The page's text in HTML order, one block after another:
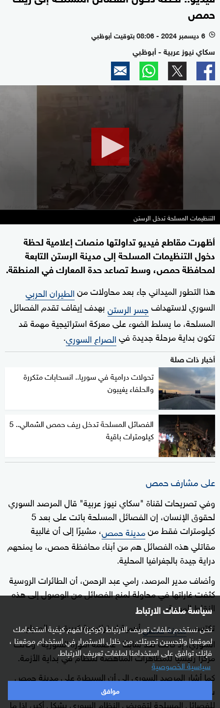
سياسة ملفات الارتباط
نحن نستخدم ملفات تعريف الارتباط (كوكيز) لفهم كيفية استخدامك
لموقعنا ولتحسين تجربتك. من خلال الاستمرار في استخدام موقعنا ،
فإنك توافق على استخدامنا لملفات تعريف الارتباط.
سياسية الخصوصية
موافق
حمص
l 6 ديسمبر 2024 - 08:06 بتوقيت أبوظبي
سكاي نيوز عربية - أبوظبي
التنظيمات المسلحة تدخل الرستن
أظهرت مقاطع فيديو تداولتها منصات إعلامية لحظة
دخول التنظيمات المسلحة إلى مدينة الرستن التابعة
لمحافظة حمص، وسط تصاعد حدة المعارك في المنطقة.
هذا التطور الميداني جاء بعد محاولات منالطيران الحربي
السوري لاستهدافجسر الرستنبهدف إيقاف تقدم الفصائل
المسلحة، ما يسلط الضوء على معركة استراتيجية مهمة قد
تكون بداية مرحلة جديدة فيالصراع السوري.
أخبار ذات صلة
تحولات درامية في سوريا.. انسحابات متكررة
والحلفاء يغيبون
الفصائل المسلحة تدخل ريف حمص الشمالي.. 5
كيلومترات باقية
على مشارف حمص
وفي تصريحات لقناة "سكاي نيوز عربية" قال المرصد السوري
لحقوق الإنسان، إن الفصائل المسلحة باتت على بعد 5
كيلومترات فقط منمدينة حمص، مشيرًا إلى أن غالبية
مقاتلي هذه الفصائل هم من أبناء محافظة حمص، ما يمنحهم
دراية جيدة بالجغرافيا المحلية.
وأضاف مدير المرصد، رامي عبد الرحمن، أن الطائرات الروسية
كثفت غاراتها في محاولة لمنع الفصائل من الوصول إلى هذه
النقاط المهمة.
تكتسبمدينة حمصأهمية استراتيجية كبيرة في الصراع
السوري، إذ كانت تعد سابقًا "عاصمة الثورة السورية" وكانت
مركزًا رئيسيًا للمظاهرات المناهضة للنظام في بداية الأزمة.
كما أشار المرصد السوري إلى أن السيطرة على مدينة حمص
ستكون بمثابة "المعركة الأخيرة"، حيث ستمهد الطريق
للفصائل المسلحة لتقويض النظام السوري بشكل أكبر، إذا ما